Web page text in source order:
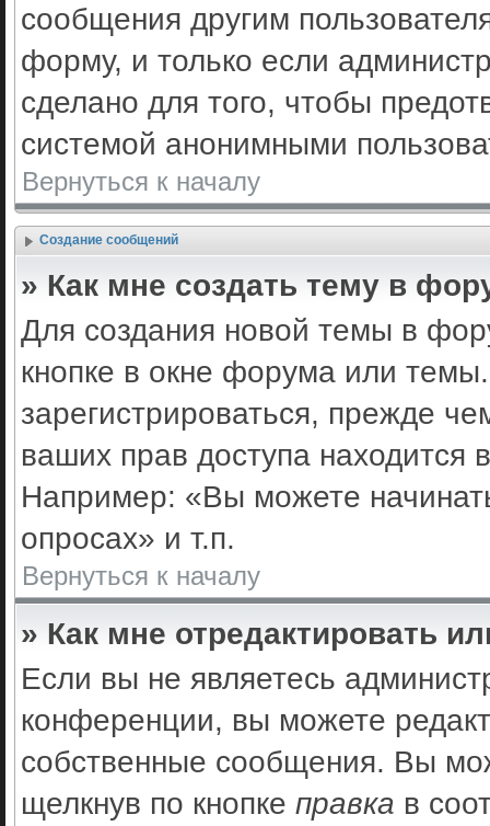
сообщения другим
форму, и только если
сделано для того, чтобы
системой анонимными
Вернуться к началу
Создание сообщений
» Как мне создать тему в
Для создания новой темы в
кнопке в окне форума или
зарегистрироваться, прежде
ваших прав доступа
Например: «Вы можете
опросах» и т.п.
Вернуться к началу
» Как мне отредактировать
Если вы не являетесь
конференции, вы можете
собственные сообщения. Вы
щелкнув по кнопке правка в